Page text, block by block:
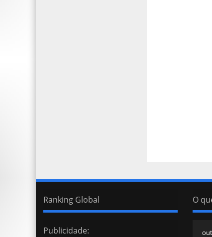
Ranking Global
Publicidade:
O